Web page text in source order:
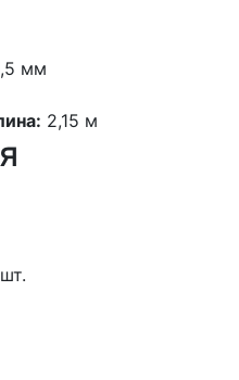
мм
2,15 м